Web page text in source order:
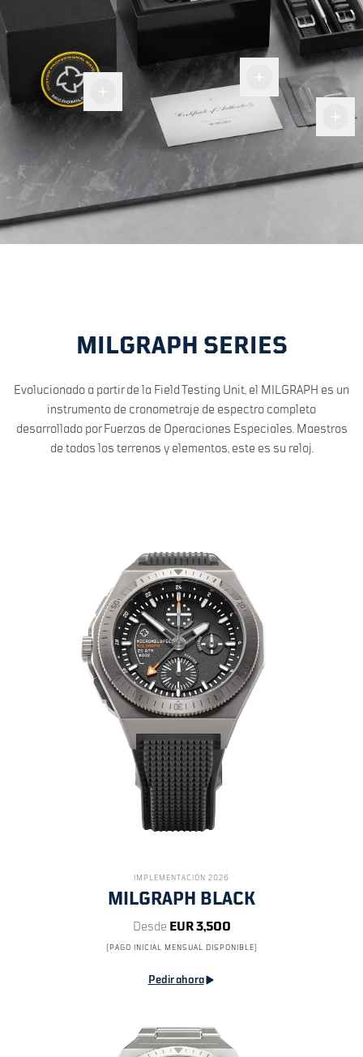
Paño de
premium
Insignia
Certificado
autenticidad
MILGRAPH SERIES
Evolucionado a partir de la Field Testing Unit, el MILGRAPH es un
instrumento de cronometraje de espectro completo
desarrollado por Fuerzas de Operaciones Especiales. Maestros
de todos los terrenos y elementos, este es su reloj.
IMPLEMENTACIÓN 2026
MILGRAPH BLACK
Desde EUR 3,500
(PAGO INICIAL MENSUAL DISPONIBLE)
Pedir ahora